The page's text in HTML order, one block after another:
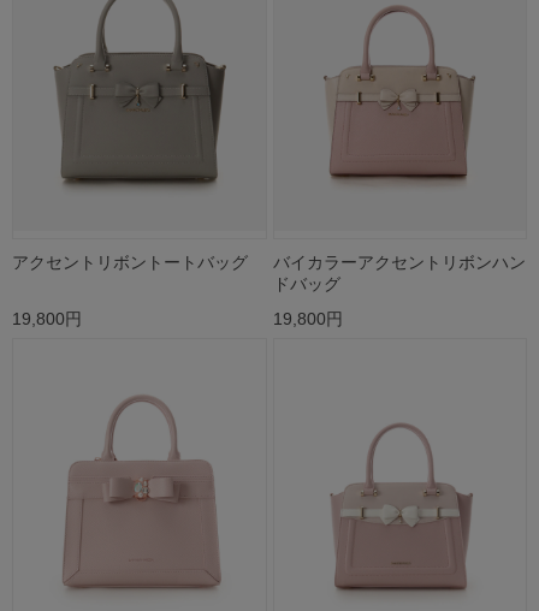
アクセントリボントートバッグ
19,800円
バイカラーアクセントリボンハン
ドバッグ
19,800円